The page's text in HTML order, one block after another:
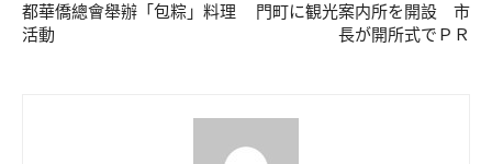
都華僑總會舉辦「包粽」料理
活動
門町に観光案内所を開設 市
長が開所式でＰＲ